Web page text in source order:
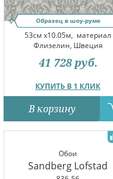
Образец в шоу-руме
53см x10.05м, материал
Флизелин, Швеция
КУПИТЬ В 1 КЛИК
41 728 руб.
В корзину
Обои
Sandberg Lofstad